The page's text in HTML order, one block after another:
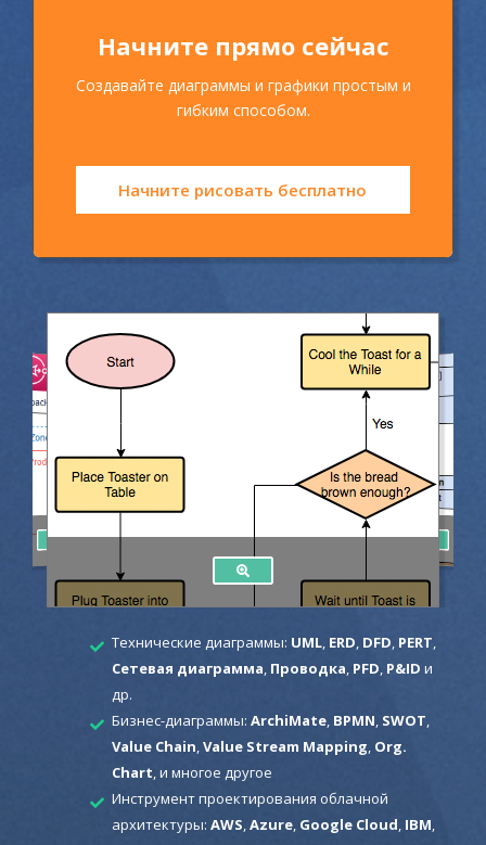
Начните прямо сейчас
Создавайте диаграммы и графики простым и
гибким способом.
Начните рисовать бесплатно
Технические диаграммы: UML, ERD DFD PERT
Сетевая диаграмма Проводка PFD P&ID и
др.
Бизнес-диаграммы: ArchiMate, BPMN SWOT
Value Chain Value Stream Mapping Org.
Chart , и многое другое
Инструмент проектирования облачной
архитектуры: AWS Azure, Google Cloud IBM